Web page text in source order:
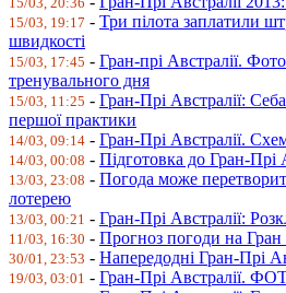
15/03, 19:17 - Три пілота заплатили
швидкості
15/03, 17:45 - Гран-прі Австралії.
тренувального дня
15/03, 11:25 - Гран-Прі Австралії:
першої практики
14/03, 09:14 - Гран-Прі Австралії.
14/03, 00:08 - Підготовка до Гран-Прі
13/03, 23:08 - Погода може
лотерею
13/03, 00:21 - Гран-Прі Австралії:
11/03, 16:30 - Прогноз погоди на Гран
30/01, 23:53 - Напередодні Гран-Прі
19/03, 03:01 - Гран-Прі Австралії.